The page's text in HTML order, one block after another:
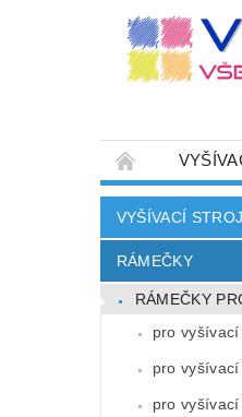
JEHLY
HOT-FIX
CENÍK
ZÁSADY
VYŠÍVACÍ
RÁMEČKY
RÁMEČKY
pro
pro
pro